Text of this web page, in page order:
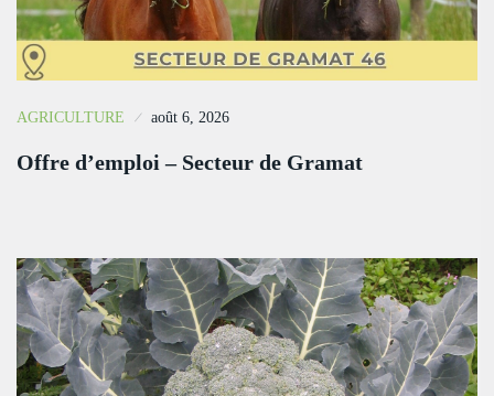
AGRICULTURE août 6, 2026
Offre d’emploi – Secteur de Gramat